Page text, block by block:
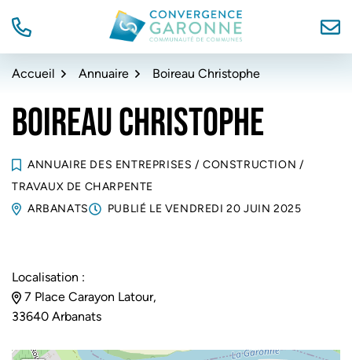
navigation
de TÉL. Convergence Garonne
Accueil Annuaire Boireau Christophe
BOIREAU CHRISTOPHE
ANNUAIRE DES ENTREPRISES / CONSTRUCTION /
TRAVAUX DE CHARPENTE
ARBANATS
PUBLIÉ LE VENDREDI 20 JUIN 2025
Localisation :
7 Place Carayon Latour,
33640 Arbanats